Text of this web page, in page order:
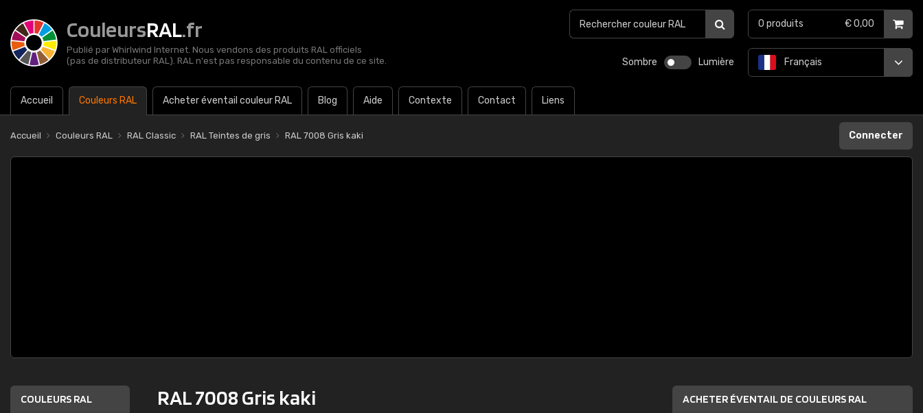
CouleursRAL.fr
Publié par Whirlwind Internet. Nous vendons des produits RAL officiels
(pas de distributeur RAL). RAL n'est pas responsable du contenu de ce site.
Sombre Lumière
Accueil Couleurs RAL Acheter éventail couleur RAL Blog Aide Contexte Contact Liens
Français
0 produits € 0,00
Accueil Couleurs RAL RAL Classic RAL Teintes de gris RAL 7008 Gris kaki Connecter
COULEURS RAL RAL 7008 Gris kaki ACHETER ÉVENTAIL DE COULEURS RAL